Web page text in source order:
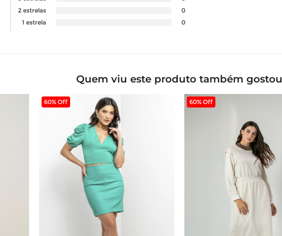
2 estrelas
0
1 estrela
0
Quem viu este produto também gostou
60% Off 60% Off